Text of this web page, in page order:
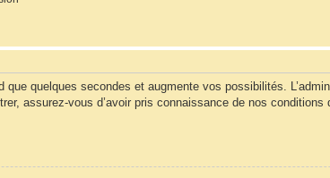
quelques secondes et augmente vos possibilités.
assurez-vous d’avoir pris connaissance de nos